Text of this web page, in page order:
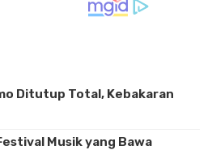
Ditutup Total, Kebakaran
Musik yang Bawa